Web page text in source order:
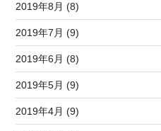
2019年8月 (8)
2019年7月 (9)
2019年6月 (8)
2019年5月 (9)
2019年4月 (9)